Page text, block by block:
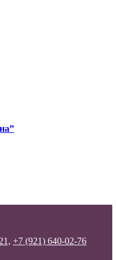
+7 (921) 640-02-76